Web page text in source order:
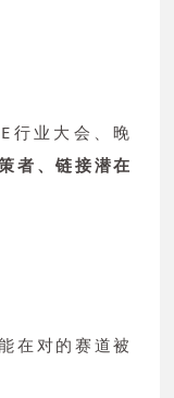
行业大会、晚
者、链接潜在
在对的赛道被